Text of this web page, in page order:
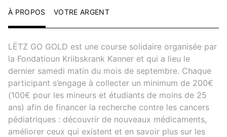
À PROPOS VOTRE ARGENT
LËTZ GO GOLD est une course solidaire organisée par
la Fondatioun Kriibskrank Kanner et qui a lieu le
dernier samedi matin du mois de septembre. Chaque
participant s’engage à collecter un minimum de 200€
(100€ pour les mineurs et étudiants de moins de 25
ans) afin de financer la recherche contre les cancers
pédiatriques : découvrir de nouveaux médicaments,
améliorer ceux qui existent et en savoir plus sur les